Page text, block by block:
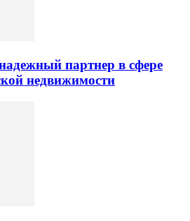
партнер в сфере
недвижимости